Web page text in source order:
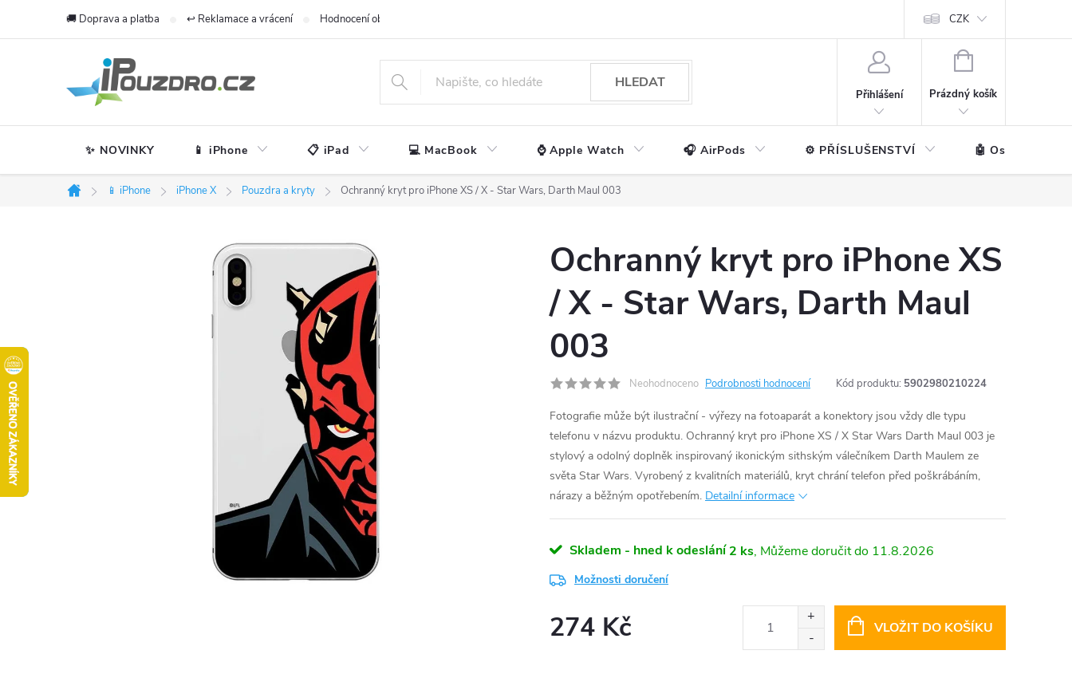
🚚 Doprava a platba ↩️ Reklamace a vrácení Hodnocení obchodu CZK
HLEDAT
Přihlášení
NÁKUPNÍ
Prázdný košík
✨ NOVINKY 📱 iPhone 📋 iPad 💻 MacBook ⌚ Apple Watch 🎧 AirPods ⚙️ PŘÍSLUŠENSTVÍ 🤖 Ostatní
Domů
📱 iPhone iPhone X Pouzdra a kryty Ochranný kryt pro iPhone XS / X - Star Wars, Darth Maul 003
Ochranný kryt pro iPhone XS
/ X - Star Wars, Darth Maul
003
Neohodnoceno Podrobnosti hodnocení Kód produktu: 5902980210224
Fotografie může být ilustrační - výřezy na fotoaparát a konektory jsou vždy dle typu
telefonu v názvu produktu. Ochranný kryt pro iPhone XS / X Star Wars Darth Maul 003 je
stylový a odolný doplněk inspirovaný ikonickým sithským válečníkem Darth Maulem ze
světa Star Wars. Vyrobený z kvalitních materiálů, kryt chrání telefon před poškrábáním,
nárazy a běžným opotřebením. Detailní informace
Skladem - hned k odeslání 2 ks 11.8.2026
Možnosti doručení
274 Kč VLOŽIT DO KOŠÍKU